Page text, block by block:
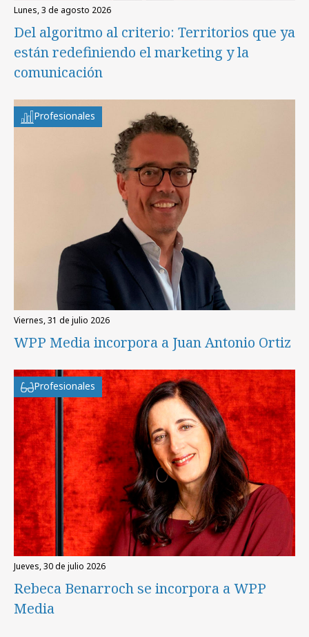
lunes, 3 de agosto 2026
Del algoritmo al criterio: Territorios que ya
están redefiniendo el marketing y la
comunicación
Profesionales
viernes, 31 de julio 2026
WPP Media incorpora a Juan Antonio Ortiz
Profesionales
jueves, 30 de julio 2026
Rebeca Benarroch se incorpora a WPP
Media